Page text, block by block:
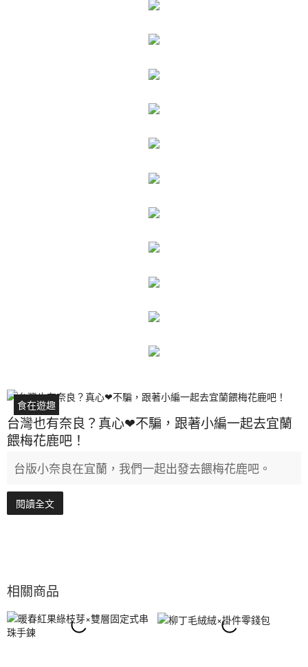
食在遊趣
台灣也有奈良？真心❤不騙，跟著小編一起去宜蘭
餵梅花鹿吧！
台版小奈良在宜蘭，我們一起出發去餵梅花鹿吧。
閱讀全文
相關商品